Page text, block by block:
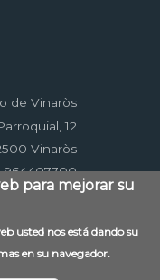
de Vinaròs
12
Vinaròs
964407700
Mapa web
RSS
para mejorar su
usted nos está dando su
en su navegador.